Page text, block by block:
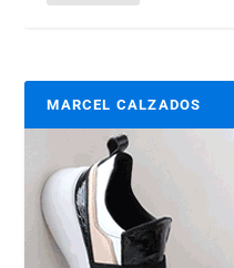
MARCEL CALZADOS